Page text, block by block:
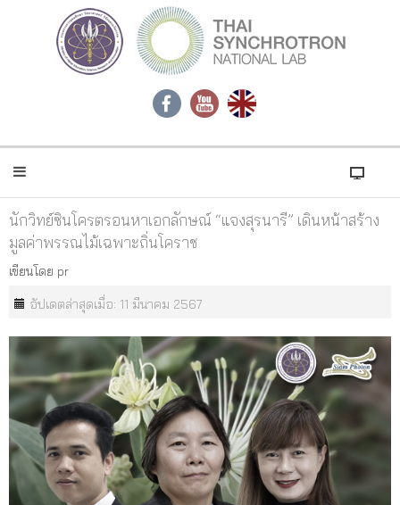
นักวิทย์ซินโครตรอนหาเอกลักษณ์ “แจงสุรนารี” เดินหน้าสร้าง
มูลค่าพรรณไม้เฉพาะถิ่นโคราช
เขียนโดย pr
อัปเดตล่าสุดเมื่อ: 11 มีนาคม 2567